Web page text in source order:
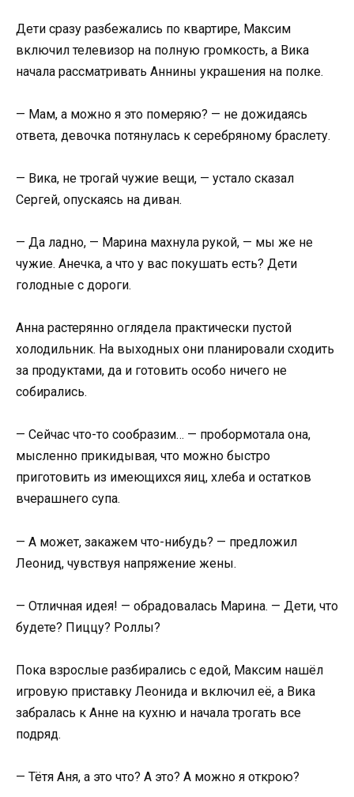
Дети сразу разбежались по квартире, Максим
включил телевизор на полную громкость, а Вика
начала рассматривать Аннины украшения на полке.
— Мам, а можно я это померяю? — не дожидаясь
ответа, девочка потянулась к серебряному браслету.
— Вика, не трогай чужие вещи, — устало сказал
Сергей, опускаясь на диван.
— Да ладно, — Марина махнула рукой, — мы же не
чужие. Анечка, а что у вас покушать есть? Дети
голодные с дороги.
Анна растерянно оглядела практически пустой
холодильник. На выходных они планировали сходить
за продуктами, да и готовить особо ничего не
собирались.
— Сейчас что-то сообразим… — пробормотала она,
мысленно прикидывая, что можно быстро
приготовить из имеющихся яиц, хлеба и остатков
вчерашнего супа.
— А может, закажем что-нибудь? — предложил
Леонид, чувствуя напряжение жены.
— Отличная идея! — обрадовалась Марина. — Дети, что
будете? Пиццу? Роллы?
Пока взрослые разбирались с едой, Максим нашёл
игровую приставку Леонида и включил её, а Вика
забралась к Анне на кухню и начала трогать все
подряд.
— Тётя Аня, а это что? А это? А можно я открою?